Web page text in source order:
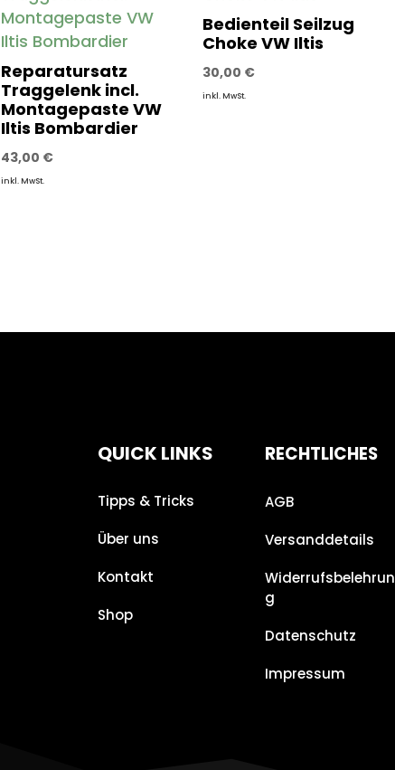
Reparatursatz
Traggelenk incl.
Montagepaste VW
Iltis Bombardier
43,00 €
inkl. MwSt.
Bedienteil Seilzug
Choke VW Iltis
30,00 €
inkl. MwSt.
QUICK LINKS
Tipps & Tricks
Über uns
Kontakt
Shop
RECHTLICHES
AGB
Versanddetails
Widerrufsbelehrun
g
Datenschutz
Impressum